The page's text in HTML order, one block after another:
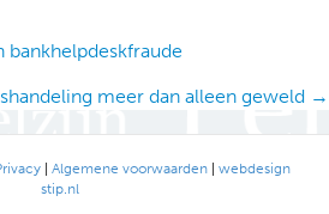
meer dan alleen geweld →
| Algemene voorwaarden| webdesign
stip.nl